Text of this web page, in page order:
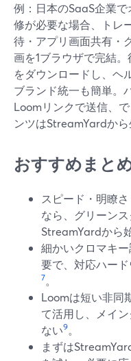
例：日本のSaaS企業
修が必要な場合、トレ
待・アプリ画面共有・
画を1ブラウザで完結
をダウンロードし、ヘ
ブランド統一も簡単。
Loomリンクで送信、
ンツはStreamYardから
おすすめまと
スピード・明瞭
なら、グリーン
StreamYardから
細かいクロマキ
要で、対応ハー
7。
Loomは短い非同
て活用し、メイ
ない9。
まずは